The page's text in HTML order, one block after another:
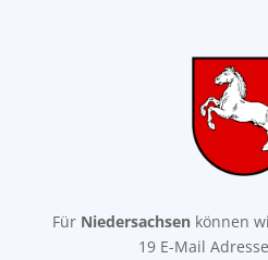
Für Niedersachsen können
19 E-Mail